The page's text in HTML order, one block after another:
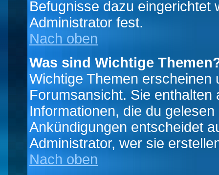
Befugnisse dazu eingerichtet
Administrator fest.
Nach oben
Was sind Wichtige
Wichtige Themen erscheinen
Forumsansicht. Sie
Informationen, die du
Ankündigungen entscheidet
Administrator, wer sie
Nach oben